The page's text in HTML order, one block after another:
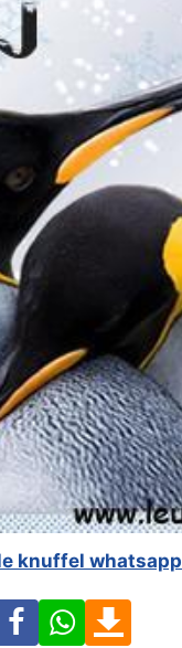
knuffel whatsapp
FacebookWhatsApp